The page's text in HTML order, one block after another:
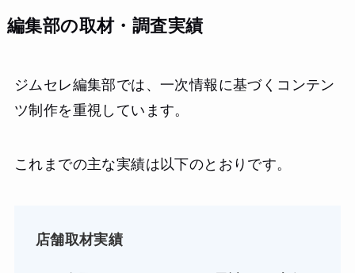
編集部の取材・調査実績
ジムセレ編集部では、一次情報に基づくコンテン
ツ制作を重視しています。
これまでの主な実績は以下のとおりです。
店舗取材実績